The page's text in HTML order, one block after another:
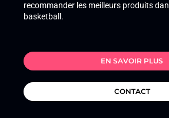
recommander les meilleurs produits
basketball.
EN SAVOIR PLUS
CONTACT